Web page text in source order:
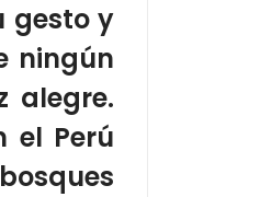
gesto y
ningún
alegre.
el Perú